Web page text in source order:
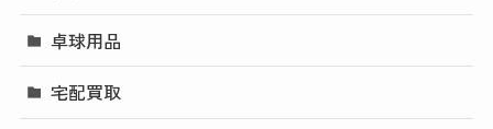
卓球用品
宅配買取